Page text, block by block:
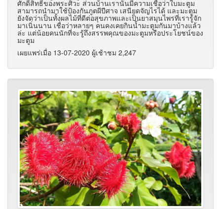
ศักดิ์สิทธิ์ของพระศิวะ ส่วนบ้านเรานั้นมีความเชื่อว่าใบมะตูม
สามารถนำมาใช้ป้องกันภูตผีปีศาจ เสนียดจัญไรได้ และมะตูม
ยังจัดว่าเป็นทั้งผลไม้ที่ดีต่อสุขภาพและเป็นยาสมุนไพรที่เรารู้จัก
มาเนิ่นนาน เชื่อว่าหลายๆ คนคงเคยกินน้ำมะตูมกันมาบ้างแล้ว
ล่ะ แต่น้อยคนนักที่จะรู้ถึงสรรพคุณของมะตูมหรือประโยชน์ของ
มะตูม
เผยแพร่เมื่อ 13-07-2020 ผู้เช้าชม 2,247